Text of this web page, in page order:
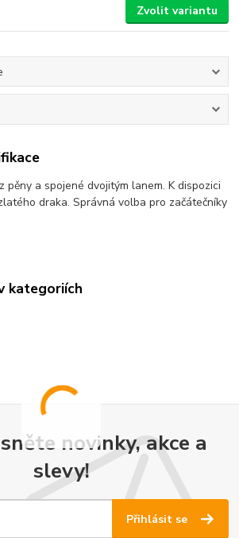
Zvolit variantu
pěny a spojené dvojitým lanem. K dispozici
draka. Správná volba pro začátečníky
kategoriích
novinky, akce a
slevy!
Přihlásit se